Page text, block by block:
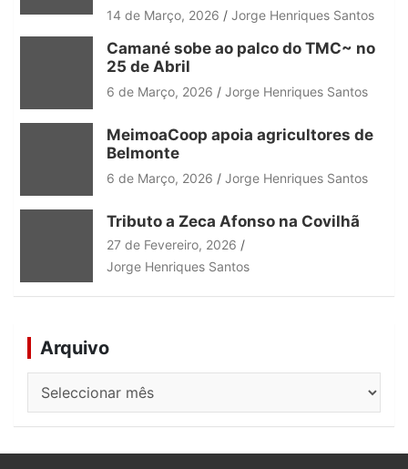
14 de Março, 2026 Jorge Henriques Santos
Camané sobe ao palco do TMC~ no
25 de Abril
6 de Março, 2026 Jorge Henriques Santos
MeimoaCoop apoia agricultores de
Belmonte
6 de Março, 2026 Jorge Henriques Santos
Tributo a Zeca Afonso na Covilhã
27 de Fevereiro, 2026
Jorge Henriques Santos
Arquivo